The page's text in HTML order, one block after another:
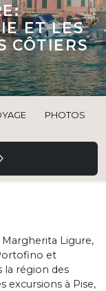
ET LES
CÔTIERS
PHOTOS
Ligure,
et
la région des
excursions à Pise,